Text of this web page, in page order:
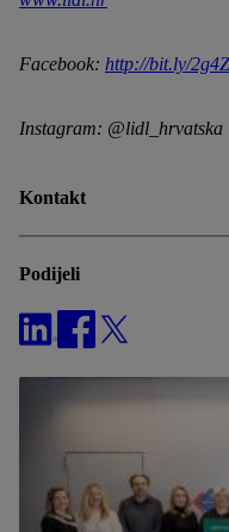
Facebook: http://bit.ly/
Instagram: @lidl_hrvatska
Kontakt
Podijeli